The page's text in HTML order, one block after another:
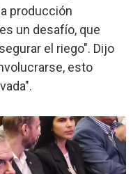
producción
un desafío, que
el riego". Dijo
esto